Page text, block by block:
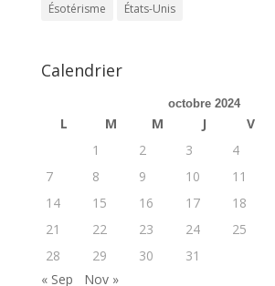
Ésotérisme
États-Unis
Calendrier
octobre 2024
L M M J V
1
2 3 4
7
8 9 10 11
14
15 16 17 18
21
22 23 24 25
28
29 30
31
« Sep
Nov »